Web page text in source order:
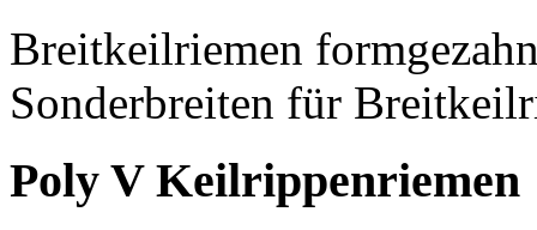
Breitkeilriemen
Sonderbreiten für
Poly V Keilrippenriemen